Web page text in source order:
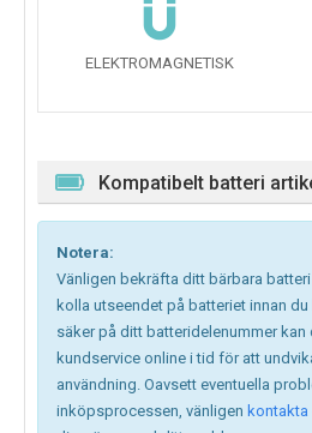
ELEKTROMAGNETISK
Kompatibelt batteri
Notera:
Vänligen bekräfta ditt bärbara
kolla utseendet på batteriet innan
säker på ditt batteridelenummer kan
kundservice online i tid för att
användning. Oavsett eventuella
inköpsprocessen, vänligen